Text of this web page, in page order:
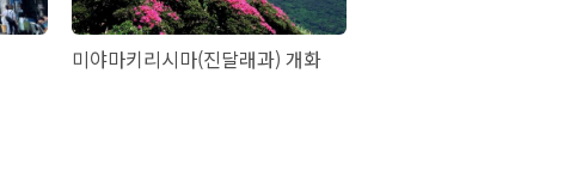
미야마키리시마(진달래과) 개화